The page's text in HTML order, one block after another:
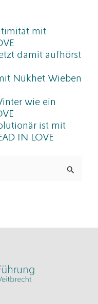
mit
damit aufhörst
Nükhet Wieben
wie ein
ist mit
IN LOVE